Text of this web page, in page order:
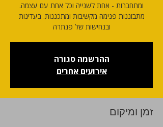
ומתחברות - אחת לשנייה וכל אחת עם עצמה.
מתבוננות פנימה מקשיבות ומתכננות. בעדינות
ובנחישות של פנתרה
ההרשמה סגורה
אירועים אחרים
זמן ומיקום